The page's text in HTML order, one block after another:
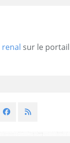
renal sur le portail